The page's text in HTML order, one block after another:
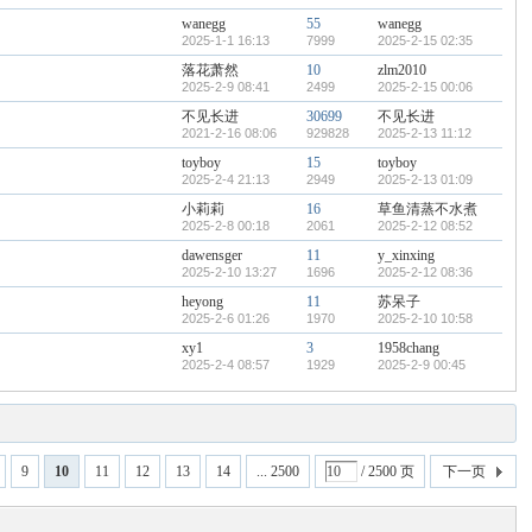
wanegg
2025-1-1 16:13
55
7999
wanegg
2025-2-15 02:35
落花萧然
2025-2-9 08:41
10
2499
zlm2010
2025-2-15 00:06
不见长进
2021-2-16 08:06
30699
929828
不见长进
2025-2-13 11:12
toyboy
2025-2-4 21:13
15
2949
toyboy
2025-2-13 01:09
小莉莉
2025-2-8 00:18
16
2061
草鱼清蒸不水煮
2025-2-12 08:52
dawensger
2025-2-10 13:27
11
1696
y_xinxing
2025-2-12 08:36
heyong
2025-2-6 01:26
11
1970
苏呆子
2025-2-10 10:58
xy1
2025-2-4 08:57
3
1929
1958chang
2025-2-9 00:45
9 10 11 12 13 14 ... 2500 / 2500 页 下一页